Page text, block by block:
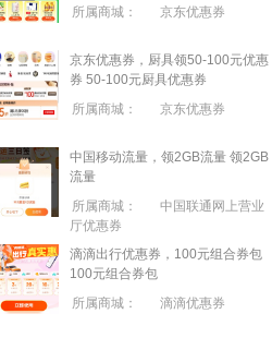
所属商城：
京东优惠券
京东优惠券，厨具领50-100元优惠
券 50-100元厨具优惠券
所属商城：
京东优惠券
中国移动流量，领2GB流量 领2GB
流量
所属商城：
中国联通网上营业
厅优惠券
滴滴出行优惠券，100元组合券包
100元组合券包
所属商城：
滴滴优惠券